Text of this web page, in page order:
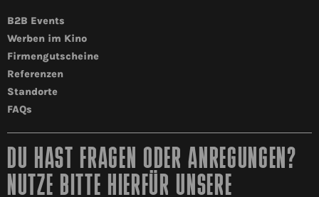
B2B Events
Werben im Kino
Firmengutscheine
Referenzen
Standorte
FAQs
DU HAST FRAGEN ODER ANREGUNGEN?
NUTZE BITTE HIERFÜR UNSERE